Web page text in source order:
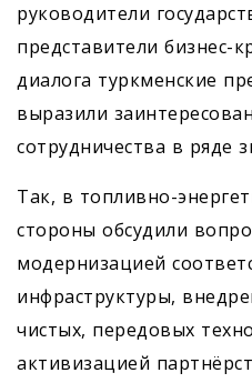
руководители
представители бизнес-
диалога туркменские
выразили
сотрудничества в ряде
Так, в топливно-
стороны обсудили
модернизацией
инфраструктуры,
чистых, передовых
активизацией